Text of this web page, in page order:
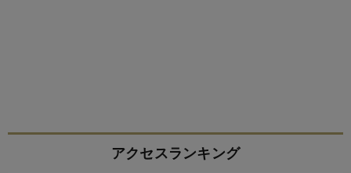
アクセスランキング